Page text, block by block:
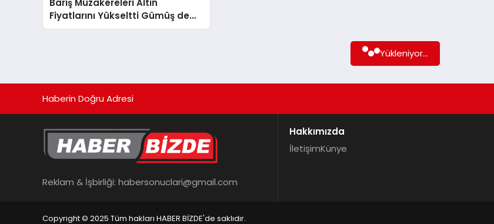
Barış Müzakereleri Altın
Fiyatlarını Yükseltti Gümüş de
Takipte
Yükleniyor...
Haberin Doğru Adresi
Reklam & İşbirliği: habersonuclari@gmail.com
Hakkımızda
İletişimKünye
Copyright © 2025 Tüm hakları HABER BİZDE'de saklıdır.